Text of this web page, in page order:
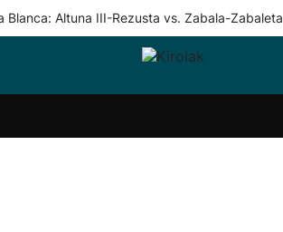
Blanca: Altuna III-Rezusta vs. Zabala-Zabaleta
Equipos